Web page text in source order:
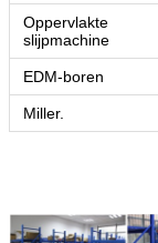
Oppervlakte
slijpmachine
EDM-boren
Miller.